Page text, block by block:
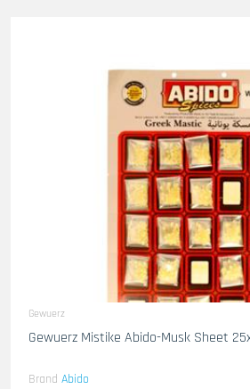
Gewuerz
Gewuerz Mistike
Brand Abido